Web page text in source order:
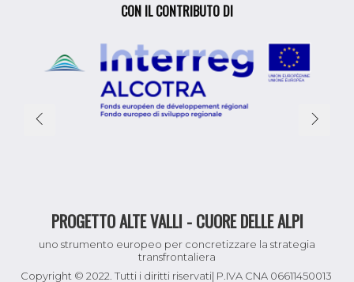
PROGETTO ALTE VALLI - CUORE DELLE ALPI
uno strumento europeo per concretizzare la strategia
transfrontaliera
Copyright © 2022. Tutti i diritti riservati| P.IVA CNA 06611450013
CON IL CONTRIBUTO DI